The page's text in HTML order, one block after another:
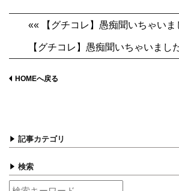
«« 【グチコレ】愚痴聞いちゃいま
【グチコレ】愚痴聞いちゃいまし
HOMEへ戻る
記事カテゴリ
検索